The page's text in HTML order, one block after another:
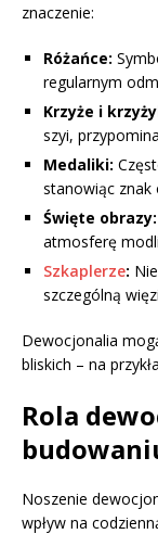
znaczenie:
Różańce:
regularnym
Krzyże i
szyi,
Medaliki:
stanowiąc znak
Święte obrazy:
atmosferę
Szkaplerze:
szczególną
Dewocjonalia
bliskich – na
Rola
Noszenie
wpływ na